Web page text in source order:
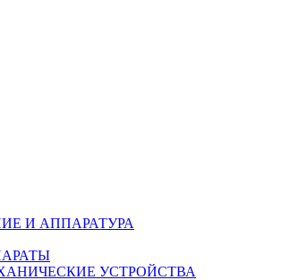
И АППАРАТУРА
УСТРОЙСТВА